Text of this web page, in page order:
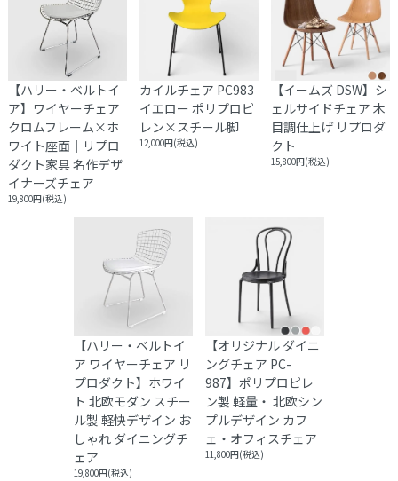
【ハリー・ベルトイ
ア】ワイヤーチェア
クロムフレーム×ホ
ワイト座面｜リプロ
ダクト家具 名作デザ
イナーズチェア
19,800円(税込)
カイルチェア PC983
イエロー ポリプロピ
レン×スチール脚
12,000円(税込)
【イームズ DSW】シ
ェルサイドチェア 木
目調仕上げ リプロダ
クト
15,800円(税込)
【ハリー・ベルトイ
ア ワイヤーチェア リ
プロダクト】ホワイ
ト 北欧モダン スチー
ル製 軽快デザイン お
しゃれ ダイニングチ
ェア
19,800円(税込)
【オリジナル ダイニ
ングチェア PC-
987】ポリプロピレ
ン製 軽量・ 北欧シン
プルデザイン カフ
ェ・オフィスチェア
11,800円(税込)